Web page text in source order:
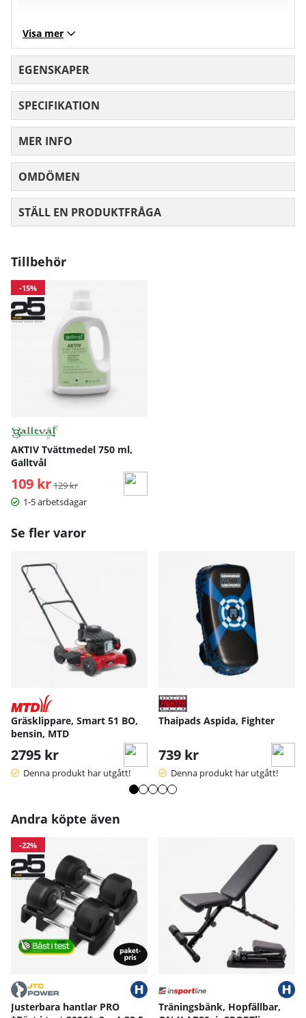
Bröst 101 107 113 119
Midja 71 77 83 89
Höft
Mått angivna i cm.
Handskens längd
17 18 19
Handskens bredd
Handskens bredd längst ned
8
Handskens längd - dam
5
13.5
14.2
Handskens bred - dam
Mått angivna i cm.
Visa mer
EGENSKAPER
SPECIFIKATION
MER INFO
OMDÖMEN
STÄLL EN PRODUKTFRÅGA
Tillbehör
-15%
AKTIV Tvättmedel 750 ml,
Galltvål
109 kr Ordinarie pris:
129 kr
1-5 arbetsdagar
Se fler varor
Gräsklippare, Smart 51 BO,
bensin, MTD
2795 kr
Denna produkt har utgått!
Thaipads Aspida, Fighter
739 kr
Denna produkt har utgått!
Andra köpte även
-22%
Justerbara hantlar PRO
Träningsbänk, Hopfällbar,